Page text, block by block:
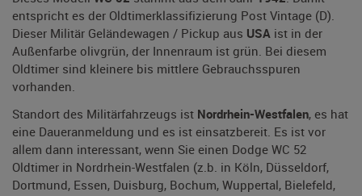
entspricht es der Oldtimerklassifizierung Post Vintage (D).
Dieser Militär Geländewagen / Pickup aus USA ist in der
Außenfarbe olivgrün, der Innenraum ist grün. Bei diesem
Oldtimer sind kleinere bis mittlere Gebrauchsspuren
vorhanden.
Standort des Militärfahrzeugs ist Nordrhein-Westfalen, es hat
eine Daueranmeldung und es ist einsatzbereit. Es ist vor
allem dann interessant, wenn Sie einen Dodge WC 52
Oldtimer in Nordrhein-Westfalen (z.b. in Köln, Düsseldorf,
Dortmund, Essen, Duisburg, Bochum, Wuppertal, Bielefeld,